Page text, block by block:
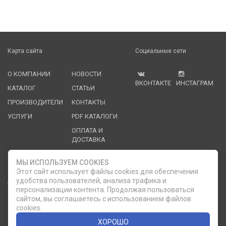
Карта сайта
О КОМПАНИИ
КАТАЛОГ
ПРОИЗВОДИТЕЛИ
УСЛУГИ
НОВОСТИ
СТАТЬИ
КОНТАКТЫ
PDF КАТАЛОГИ
ОПЛАТА И
ДОСТАВКА
Социальные сети
ВКОНТАКТЕ ИНСТАГРАМ
Служба клиентской поддержки
ОБРАТНЫЙ ЗВОНОК phone
8 (812) 335-21-16
8 (812) 335-21-17 7 (911) 947-43-48
МЫ ИСПОЛЬЗУЕМ COOKIES
Этот сайт использует файлы cookies для обеспечения
удобства пользователей, анализа трафика и
персонализации контента. Продолжая пользоваться
сайтом, вы соглашаетесь с использованием файлов
cookies.
ХОРОШО